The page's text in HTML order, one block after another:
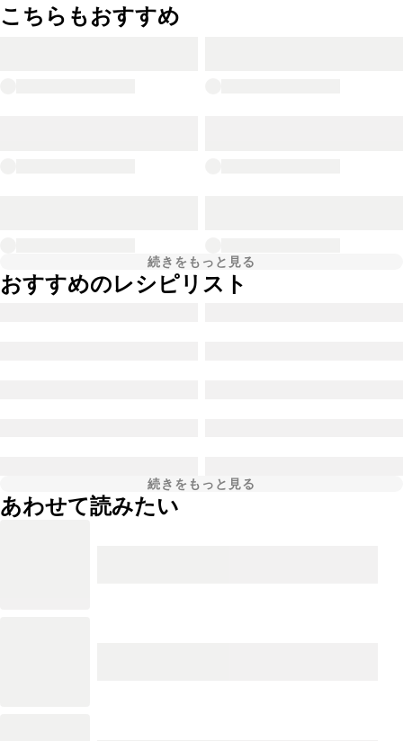
こちらもおすすめ
続きをもっと見る
おすすめのレシピリスト
続きをもっと見る
あわせて読みたい